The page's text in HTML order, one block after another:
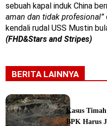
sebuah kapal induk China
aman dan tidak profesional”
kendali rudal USS Mustin
(FHD&Stars and Stripes)
BERITA LAINNYA
Kasus
BPK Harus